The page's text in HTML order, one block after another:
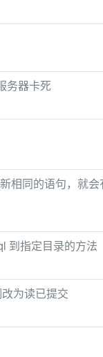
务器卡死
相同的语句，就
到指定目录的方法
为读已提交